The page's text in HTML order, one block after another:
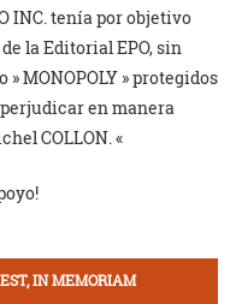
INC. tenía por objetivo
la Editorial EPO, sin
MONOPOLY » protegidos
en manera
COLLON. «
IN MEMORIAM